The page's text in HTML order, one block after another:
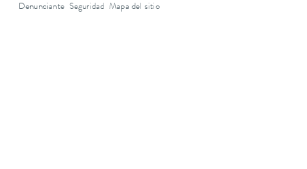
Denunciante Seguridad Mapa del sitio